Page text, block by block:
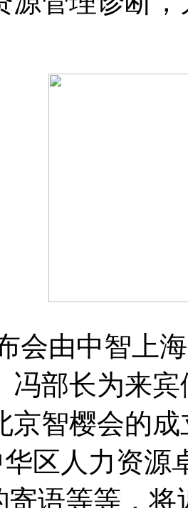
会由中智上
冯部长为来
京智樱会的
区人力资源
寄语等等，